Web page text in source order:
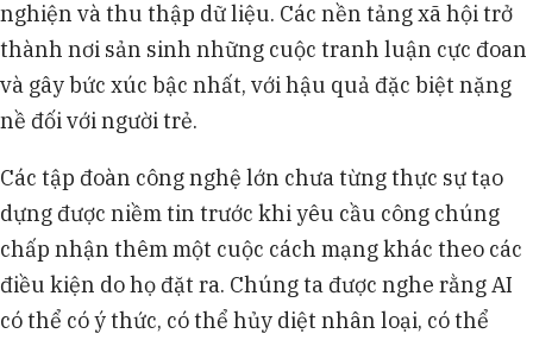
nghiện và thu thập dữ liệu. Các nền tảng xã hội trở
thành nơi sản sinh những cuộc tranh luận cực đoan
và gây bức xúc bậc nhất, với hậu quả đặc biệt nặng
nề đối với người trẻ.
Các tập đoàn công nghệ lớn chưa từng thực sự tạo
dựng được niềm tin trước khi yêu cầu công chúng
chấp nhận thêm một cuộc cách mạng khác theo các
điều kiện do họ đặt ra. Chúng ta được nghe rằng AI
có thể có ý thức, có thể hủy diệt nhân loại, có thể